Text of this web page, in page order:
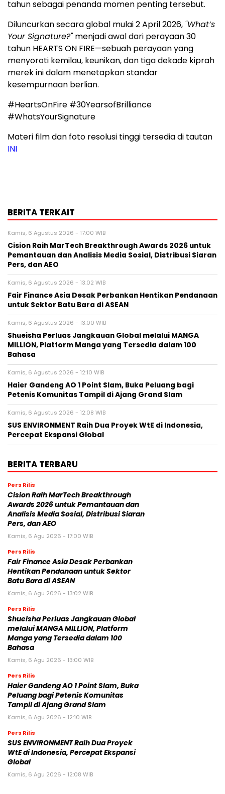
tahun sebagai penanda momen penting tersebut.
Diluncurkan secara global mulai 2 April 2026, "What’s
Your Signature?"menjadi awal dari perayaan 30
tahun HEARTS ON FIRE—sebuah perayaan yang
menyoroti kemilau, keunikan, dan tiga dekade kiprah
merek ini dalam menetapkan standar
kesempurnaan berlian.
#HeartsOnFire #30YearsofBrilliance
#WhatsYourSignature
Materi film dan foto resolusi tinggi tersedia di tautan
INI
BERITA TERKAIT
Kamis, 6 Agustus 2026 - 17:00 WIB
Cision Raih MarTech Breakthrough Awards 2026 untuk
Pemantauan dan Analisis Media Sosial, Distribusi Siaran
Pers, dan AEO
Kamis, 6 Agustus 2026 - 13:02 WIB
Fair Finance Asia Desak Perbankan Hentikan Pendanaan
untuk Sektor Batu Bara di ASEAN
Kamis, 6 Agustus 2026 - 13:00 WIB
Shueisha Perluas Jangkauan Global melalui MANGA
MILLION, Platform Manga yang Tersedia dalam 100
Bahasa
Kamis, 6 Agustus 2026 - 12:10 WIB
Haier Gandeng AO 1 Point Slam, Buka Peluang bagi
Petenis Komunitas Tampil di Ajang Grand Slam
Kamis, 6 Agustus 2026 - 12:08 WIB
SUS ENVIRONMENT Raih Dua Proyek WtE di Indonesia,
Percepat Ekspansi Global
BERITA TERBARU
Pers Rilis
Cision Raih MarTech Breakthrough
Awards 2026 untuk Pemantauan dan
Analisis Media Sosial, Distribusi Siaran
Pers, dan AEO
Kamis, 6 Agu 2026 - 17:00 WIB
Pers Rilis
Fair Finance Asia Desak Perbankan
Hentikan Pendanaan untuk Sektor
Batu Bara di ASEAN
Kamis, 6 Agu 2026 - 13:02 WIB
Pers Rilis
Shueisha Perluas Jangkauan Global
melalui MANGA MILLION, Platform
Manga yang Tersedia dalam 100
Bahasa
Kamis, 6 Agu 2026 - 13:00 WIB
Pers Rilis
Haier Gandeng AO 1 Point Slam, Buka
Peluang bagi Petenis Komunitas
Tampil di Ajang Grand Slam
Kamis, 6 Agu 2026 - 12:10 WIB
Pers Rilis
SUS ENVIRONMENT Raih Dua Proyek
WtE di Indonesia, Percepat Ekspansi
Global
Kamis, 6 Agu 2026 - 12:08 WIB